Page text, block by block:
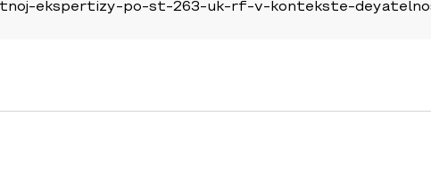
ekspertizy-po-st-263-uk-rf-v-kontekste-